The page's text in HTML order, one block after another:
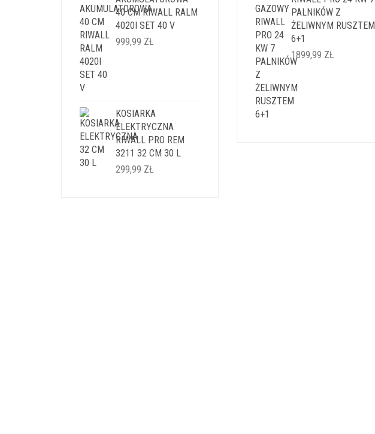
40 CM RIWALL RALM
4020I SET 40 V
999,99 ZŁ
KOSIARKA
ELEKTRYCZNA
RIWALL PRO REM
3211 32 CM 30 L
299,99 ZŁ
PALNIKÓW Z
ŻELIWNYM RUSZTEM
6+1
1899,99 ZŁ